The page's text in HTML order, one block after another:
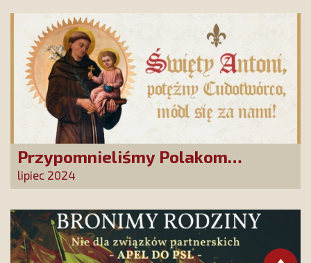
Przypomnieliśmy Polakom
Świętego Antoniego!
lipiec 2024